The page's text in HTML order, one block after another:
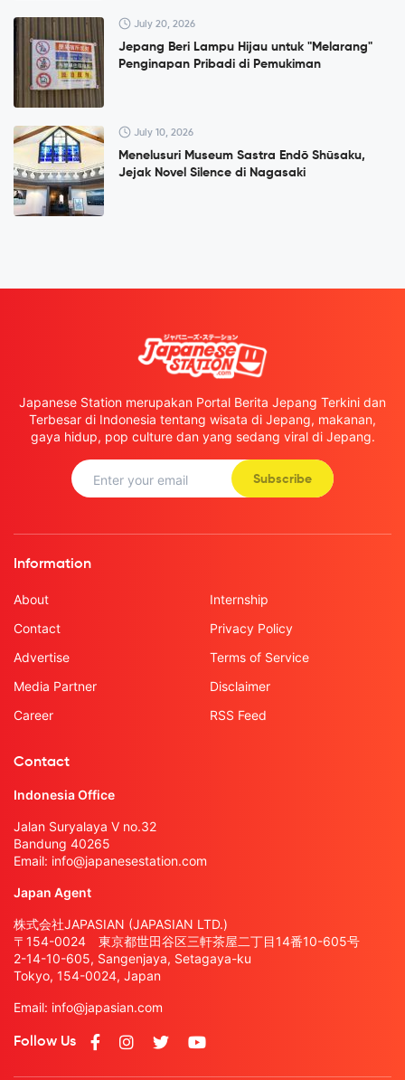
July 20, 2026
Jepang Beri Lampu Hijau untuk "Melarang"
Penginapan Pribadi di Pemukiman
July 10, 2026
Menelusuri Museum Sastra Endō Shūsaku,
Jejak Novel Silence di Nagasaki
Japanese Station merupakan Portal Berita Jepang Terkini dan
Terbesar di Indonesia tentang wisata di Jepang, makanan,
gaya hidup, pop culture dan yang sedang viral di Jepang.
Subscribe
Information
About
Contact
Advertise
Media Partner
Career
Internship
Privacy Policy
Terms of Service
Disclaimer
RSS Feed
Contact
Indonesia Office
Jalan Suryalaya V no.32
Bandung 40265
Email: info@japanesestation.com
Japan Agent
株式会社JAPASIAN (JAPASIAN LTD.)
〒154-0024 東京都世田谷区三軒茶屋二丁目14番10-605号
2-14-10-605, Sangenjaya, Setagaya-ku
Tokyo, 154-0024, Japan
Email: info@japasian.com
Follow Us